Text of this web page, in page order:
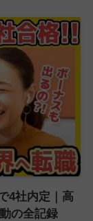
4社内定｜高
の全記録